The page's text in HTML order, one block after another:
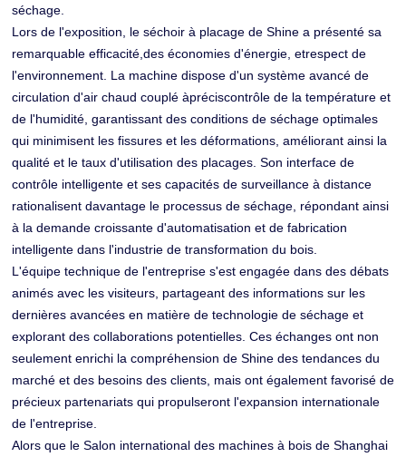
séchage.
Lors de l'exposition, le séchoir à placage de Shine a présenté sa
remarquable efficacité,des économies d'énergie, etrespect de
l'environnement. La machine dispose d'un système avancé de
circulation d'air chaud couplé àpréciscontrôle de la température et
de l'humidité, garantissant des conditions de séchage optimales
qui minimisent les fissures et les déformations, améliorant ainsi la
qualité et le taux d'utilisation des placages. Son interface de
contrôle intelligente et ses capacités de surveillance à distance
rationalisent davantage le processus de séchage, répondant ainsi
à la demande croissante d'automatisation et de fabrication
intelligente dans l'industrie de transformation du bois.
L'équipe technique de l'entreprise s'est engagée dans des débats
animés avec les visiteurs, partageant des informations sur les
dernières avancées en matière de technologie de séchage et
explorant des collaborations potentielles. Ces échanges ont non
seulement enrichi la compréhension de Shine des tendances du
marché et des besoins des clients, mais ont également favorisé de
précieux partenariats qui propulseront l'expansion internationale
de l'entreprise.
Alors que le Salon international des machines à bois de Shanghai